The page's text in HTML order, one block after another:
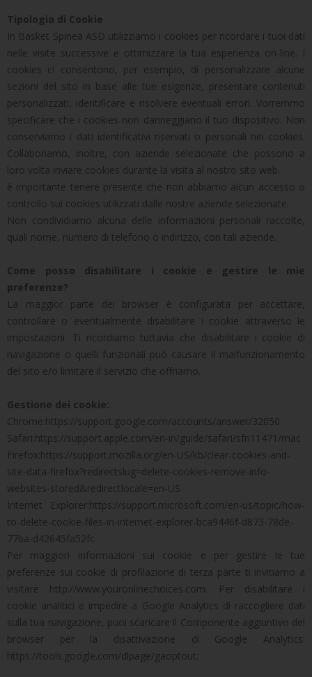
Tipologia di Cookie
In Basket Spinea ASD utilizziamo i cookies per ricordare i tuoi dati
nelle visite successive e ottimizzare la tua esperienza on-line. I
cookies ci consentono, per esempio, di personalizzare alcune
sezioni del sito in base alle tue esigenze, presentare contenuti
personalizzati, identificare e risolvere eventuali errori. Vorremmo
specificare che i cookies non danneggiano il tuo dispositivo. Non
conserviamo i dati identificativi riservati o personali nei cookies.
Collaboriamo, inoltre, con aziende selezionate che possono a
loro volta inviare cookies durante la visita al nostro sito web.
è importante tenere presente che non abbiamo alcun accesso o
controllo sui cookies utilizzati dalle nostre aziende selezionate.
Non condividiamo alcuna delle informazioni personali raccolte,
quali nome, numero di telefono o indirizzo, con tali aziende.
Come posso disabilitare i cookie e gestire le mie
preferenze?
La maggior parte dei browser è configurata per accettare,
controllare o eventualmente disabilitare i cookie attraverso le
impostazioni. Ti ricordiamo tuttavia che disabilitare i cookie di
navigazione o quelli funzionali può causare il malfunzionamento
del sito e/o limitare il servizio che offriamo.
Gestione dei cookie:
Chrome:https://support.google.com/accounts/answer/32050
Safari:https://support.apple.com/en-in/guide/safari/sfri11471/mac
Firefox:https://support.mozilla.org/en-US/kb/clear-cookies-and-
site-data-firefox?redirectslug=delete-cookies-remove-info-
websites-stored&redirectlocale=en-US
Internet Explorer:https://support.microsoft.com/en-us/topic/how-
to-delete-cookie-files-in-internet-explorer-bca9446f-d873-78de-
77ba-d42645fa52fc
Per maggiori informazioni sui cookie e per gestire le tue
preferenze sui cookie di profilazione di terza parte ti invitiamo a
visitare http://www.youronlinechoices.com. Per disabilitare i
cookie analitici e impedire a Google Analytics di raccogliere dati
sulla tua navigazione, puoi scaricare il Componente aggiuntivo del
browser per la disattivazione di Google Analytics:
https://tools.google.com/dlpage/gaoptout.